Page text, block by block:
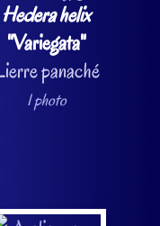
Hedera helix
"Variegata"
panaché
1 photo